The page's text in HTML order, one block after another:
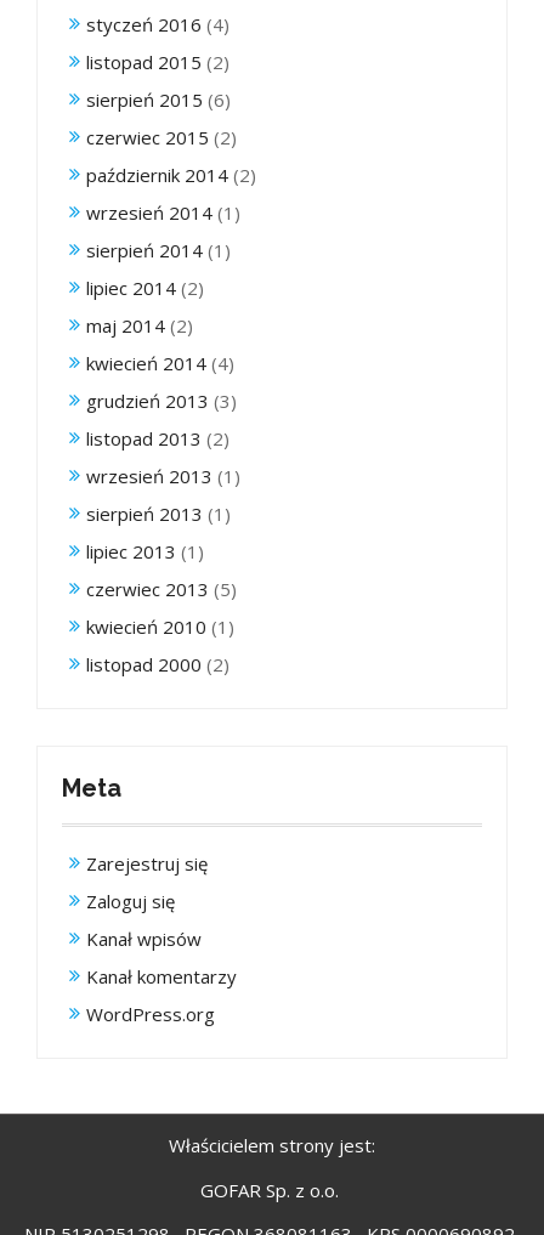
styczeń 2016 (4)
listopad 2015 (2)
sierpień 2015 (6)
czerwiec 2015 (2)
październik 2014 (2)
wrzesień 2014 (1)
sierpień 2014 (1)
lipiec 2014 (2)
maj 2014 (2)
kwiecień 2014 (4)
grudzień 2013 (3)
listopad 2013 (2)
wrzesień 2013 (1)
sierpień 2013 (1)
lipiec 2013 (1)
czerwiec 2013 (5)
kwiecień 2010 (1)
listopad 2000 (2)
Meta
Zarejestruj się
Zaloguj się
Kanał wpisów
Kanał komentarzy
WordPress.org
Właścicielem strony jest:
GOFAR Sp. z o.o.